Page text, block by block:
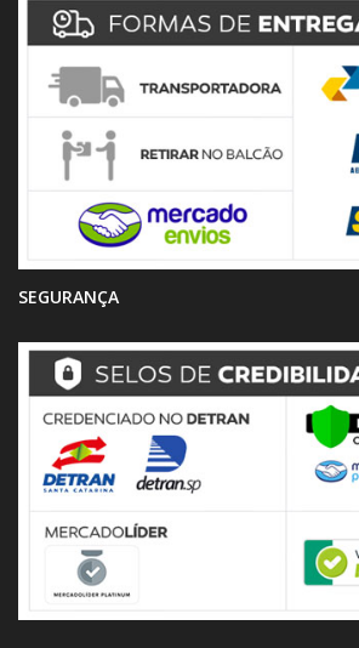
SEGURANÇA